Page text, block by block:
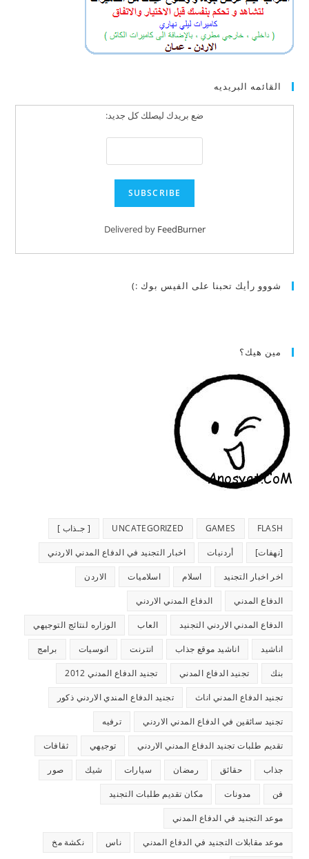
القائمه البريديه
ضع بريدك ليصلك كل جديد:
Delivered by FeedBurner
شووو رأيك تحبنا على الفيس بوك :)
مين هيك؟
FLASH
GAMES
UNCATEGORIZED [ جـذاب ]
[نهفات] أردنيات اخبار التجنيد في الدفاع المدني الاردني
اخر اخبار التجنيد اسلام اسلاميات الاردن
الدفاع المدني الدفاع المدني الاردني
الدفاع المدني الاردني التجنيد العاب الوزاره لنتائج التوجيهي
اناشيد اناشيد موقع جذاب انترنت انوسيات برامج
بنك تجنيد الدفاع المدني تجنيد الدفاع المدني 2012
تجنيد الدفاع المدني اناث تجنيد الدفاع المندي الاردني ذكور
تجنيد سائقين في الدفاع المدني الاردني ترفيه
تقديم طلبات تجنيد الدفاع المدني الاردني توجيهي ثقافات
جذاب حقائق رمضان سيارات شيك صور
فن مدونات مكان تقديم طلبات التجنيد
موعد التجنيد في الدفاع المدني
موعد مقابلات التجنيد في الدفاع المدني ناس نكشة مخ